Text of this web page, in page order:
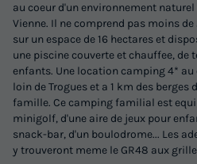
au coeur d'un environnement
Vienne. Il ne comprend pas moins
sur un espace de 16 hectares et
une piscine couverte et chauffee,
enfants. Une location camping 4* au
loin de Trogues et a 1 km des
famille. Ce camping familial est
minigolf, d'une aire de jeux pour
snack-bar, d'un boulodrome... Les
y trouveront meme le GR48 aux